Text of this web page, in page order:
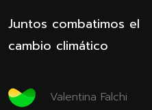
Juntos combatimos el
cambio climático
Valentina Falchi